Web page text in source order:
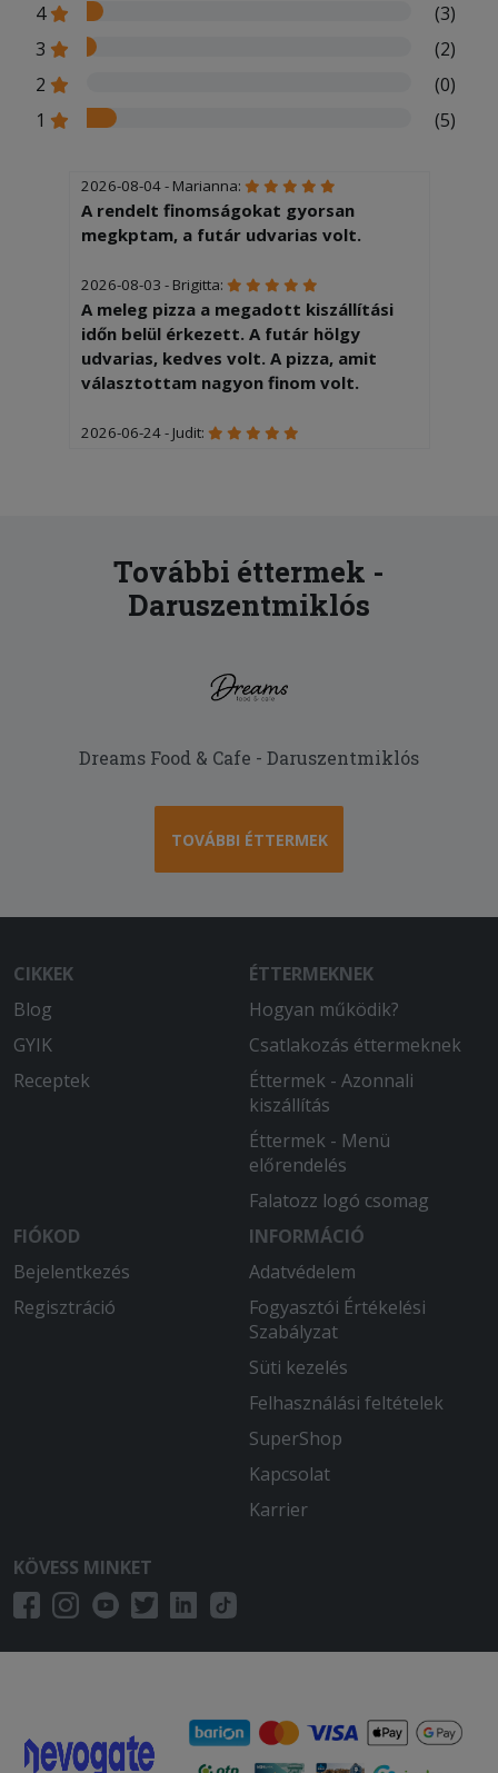
4
(3)
3
(2)
2
(0)
1
(5)
2026-08-04 - Marianna:
A rendelt finomságokat gyorsan
megkptam, a futár udvarias volt.
2026-08-03 - Brigitta:
A meleg pizza a megadott kiszállítási
időn belül érkezett. A futár hölgy
udvarias, kedves volt. A pizza, amit
választottam nagyon finom volt.
2026-06-24 - Judit:
van. Köszönjük!
2026-05-21 - :
Nagyon finom,jó volt.
2026-03-09 - Szabina:
2026-02-25 - Andrásné:
Időben érkezett. Meleg volt, és finom.
rossz pizzát kaptunk. Utólag meg
kaptuk a jót, de addigra már kihült.
Teljesen rendben volt.
Többször rendeltem régebben is az
étteremből. Mindig elégedett voltam.
2026-01-13 - Gál:
Nagyon elégedett voltam! Gyors
2025-10-04 - Marianna:
Az étel finom volt. Egy hibája, hogy már
kihűlt, mire ideért.
2025-07-27 - Hightower:
További éttermek -
Daruszentmiklós
Dreams Food & Cafe - Daruszentmiklós
TOVÁBBI ÉTTERMEK
CIKKEK
Blog
GYIK
Receptek
ÉTTERMEKNEK
Hogyan működik?
Csatlakozás éttermeknek
Éttermek - Azonnali
kiszállítás
Éttermek - Menü
előrendelés
Falatozz logó csomag
FIÓKOD
Bejelentkezés
Regisztráció
INFORMÁCIÓ
Adatvédelem
Fogyasztói Értékelési
Szabályzat
Süti kezelés
Felhasználási feltételek
SuperShop
Kapcsolat
Karrier
KÖVESS MINKET